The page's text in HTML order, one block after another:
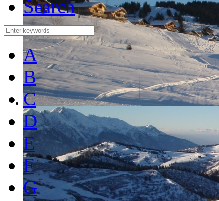
Search
A
B
C
D
E
F
G